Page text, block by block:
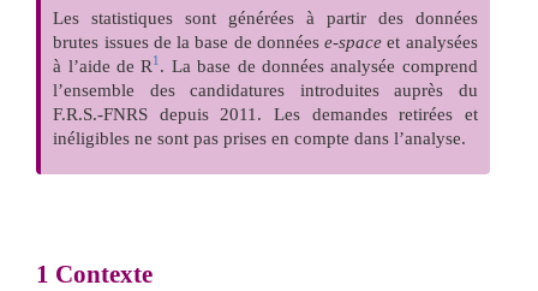
Les statistiques sont générées à partir des données
brutes issues de la base de donnéese-space et analysées
à l’aide de R1 . La base de données analysée comprend
l’ensemble des candidatures introduites auprès du
F.R.S.-FNRS depuis 2011. Les demandes retirées et
inéligibles ne sont pas prises en compte dans l’analyse.
1 Contexte